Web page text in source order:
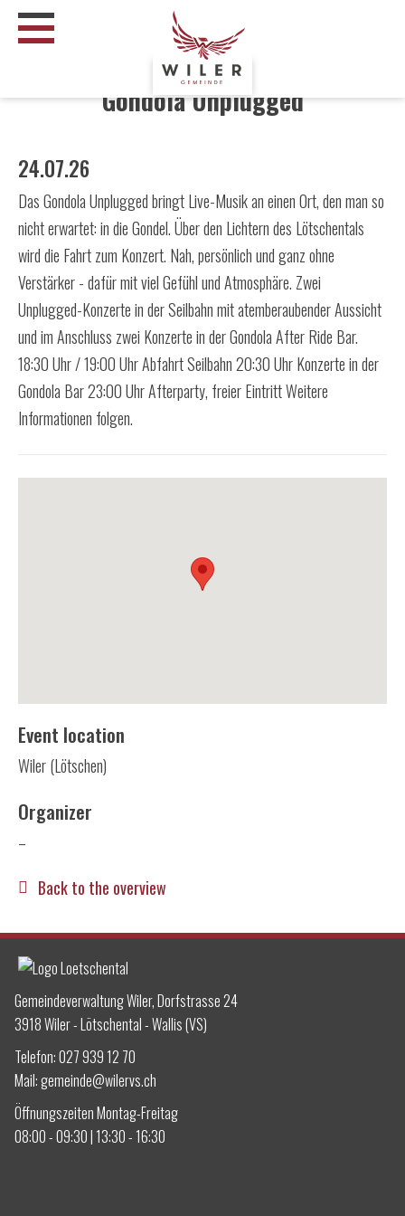
3
signs)
Gondola Unplugged
24.07.26
Das Gondola Unplugged bringt Live-Musik an einen Ort, den man so
nicht erwartet: in die Gondel. Über den Lichtern des Lötschentals
wird die Fahrt zum Konzert. Nah, persönlich und ganz ohne
Verstärker - dafür mit viel Gefühl und Atmosphäre. Zwei
Unplugged-Konzerte in der Seilbahn mit atemberaubender Aussicht
und im Anschluss zwei Konzerte in der Gondola After Ride Bar.
18:30 Uhr / 19:00 Uhr Abfahrt Seilbahn 20:30 Uhr Konzerte in der
Gondola Bar 23:00 Uhr Afterparty, freier Eintritt Weitere
Informationen folgen.
Event location
Wiler (Lötschen)
Organizer
–
Back to the overview
Gemeindeverwaltung Wiler, Dorfstrasse 24
3918 Wiler - Lötschental - Wallis (VS)
Telefon:027 939 12 70
Mail:gemeinde@wilervs.ch
Öffnungszeiten Montag-Freitag
08:00 - 09:30 | 13:30 - 16:30